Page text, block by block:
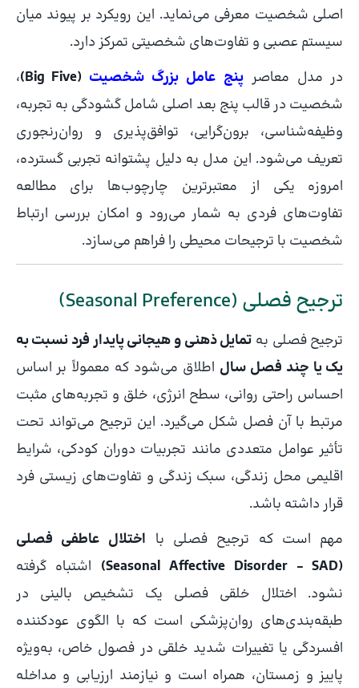
اصلی شخصیت معرفی می‌نماید. این رویکرد بر پیوند میان
سیستم عصبی و تفاوت‌های شخصیتی تمرکز دارد.
در مدل معاصرپنج عامل بزرگ شخصیت (Big Five)
،
شخصیت در قالب پنج بعد اصلی شامل گشودگی به تجربه،
وظیفه‌شناسی، برون‌گرایی، توافق‌پذیری و روان‌رنجوری
تعریف می‌شود. این مدل به دلیل پشتوانه تجربی گسترده،
امروزه یکی از معتبرترین چارچوب‌ها برای مطالعه
تفاوت‌های فردی به شمار می‌رود و امکان بررسی ارتباط
شخصیت با ترجیحات محیطی را فراهم می‌سازد.
ترجیح فصلی (Seasonal Preference)
ترجیح فصلی به تمایل ذهنی و هیجانی پایدار فرد نسبت به
یک یا چند فصل سال اطلاق می‌شود که معمولاً بر اساس
احساس راحتی روانی، سطح انرژی، خلق و تجربه‌های مثبت
مرتبط با آن فصل شکل می‌گیرد. این ترجیح می‌تواند تحت
تأثیر عوامل متعددی مانند تجربیات دوران کودکی، شرایط
اقلیمی محل زندگی، سبک زندگی و تفاوت‌های زیستی فرد
قرار داشته باشد.
مهم است که ترجیح فصلی با اختلال عاطفی فصلی
(Seasonal Affective Disorder – SAD)
اشتباه گرفته
نشود. اختلال خلقی فصلی یک تشخیص بالینی در
طبقه‌بندی‌های روان‌پزشکی است که با الگوی عودکننده
افسردگی یا تغییرات شدید خلقی در فصول خاص، به‌ویژه
پاییز و زمستان، همراه است و نیازمند ارزیابی و مداخله